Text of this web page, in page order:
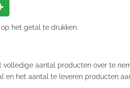
het getal te drukken.
aantal producten over te
en het aantal te leveren producten